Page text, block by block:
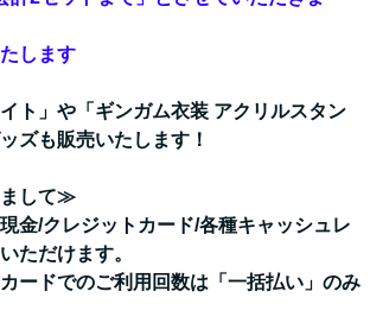
します
ト」や「ギンガム衣装 アクリルスタン
ズも販売いたします！
して≫
金/クレジットカード/各種キャッシュレ
ただけます。
ードでのご利用回数は「一括払い」のみ